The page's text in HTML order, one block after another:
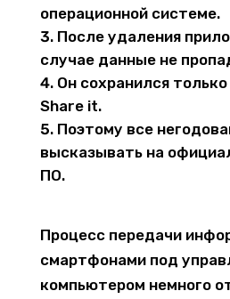
операционной системе.
После удаления
случае данные не
Он сохранился
Share it.
Поэтому все
высказывать на
ПО.
Процесс передачи
смартфонами под
компьютером немного